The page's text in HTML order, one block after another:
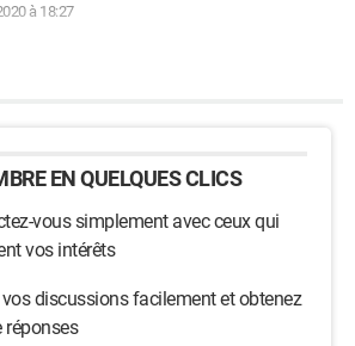
à 18:27
EN QUELQUES CLICS
vous simplement avec ceux qui
vos intérêts
discussions facilement et obtenez
réponses